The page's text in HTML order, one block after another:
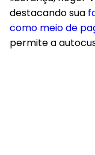
destacando sua
como meio de
permite a